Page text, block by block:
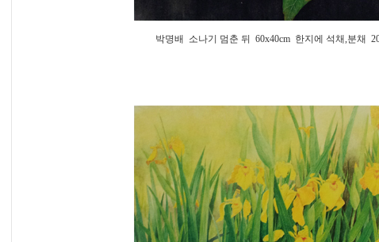
박명배 소나기 멈춘 뒤 60x40cm 한지에 석채,분채